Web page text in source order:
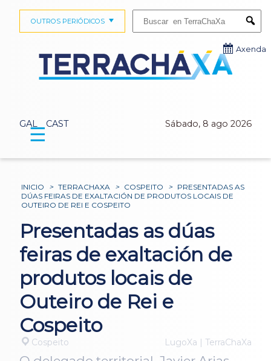
GAL CAST Sábado, 8 ago 2026
OUTROS PERIÓDICOS
Axenda
☰
INICIO > TERRACHAXA > COSPEITO > PRESENTADAS AS
DÚAS FEIRAS DE EXALTACIÓN DE PRODUTOS LOCAIS DE
OUTEIRO DE REI E COSPEITO
Presentadas as dúas
feiras de exaltación de
produtos locais de
Outeiro de Rei e
Cospeito
Cospeito LugoXa | TerraChaXa